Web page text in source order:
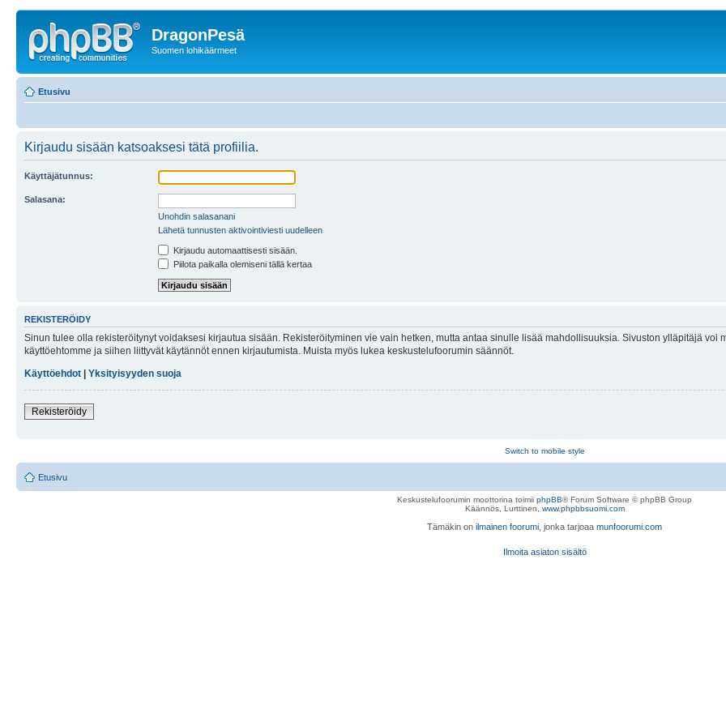
DragonPesä
Suomen lohikäärmeet
Etusivu
Kirjaudu sisään katsoaksesi tätä profiilia.
Käyttäjätunnus:
Salasana:
Unohdin salasanani
Lähetä tunnusten aktivointiviesti uudelleen
Kirjaudu automaattisesti sisään.
Piilota paikalla olemiseni tällä kertaa
REKISTERÖIDY
Sinun tulee olla rekisteröitynyt voidaksesi kirjautua sisään. Rekisteröityminen vie vain hetken, mutta antaa sinulle lisää mahdollisuuksia. Sivuston ylläpitäjä
käyttöehtomme ja siihen liittyvät käytännöt ennen kirjautumista. Muista myös lukea keskustelufoorumin säännöt.
Käyttöehdot
Yksityisyyden suoja
Rekisteröidy
Switch to mobile style
Etusivu
Keskustelufoorumin moottorina toimii phpBB® Forum Software © phpBB Group
Käännös, Lurttinen, www.phpbbsuomi.com
Tämäkin on ilmainen foorumi , jonka tarjoaa munfoorumi.com
Ilmoita asiaton sisältö